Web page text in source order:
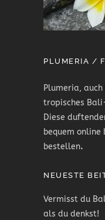
PLUMERIA /
Plumeria,
tropisches
Diese
bequem online
bestellen.
NEUESTE
Vermisst du
als du denkst!